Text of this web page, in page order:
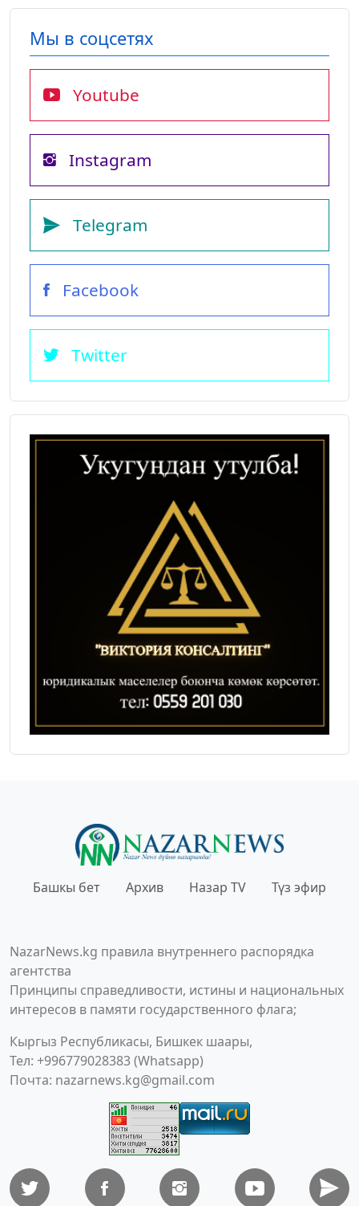
Мы в соцсетях
Youtube
Instagram
Telegram
Facebook
Twitter
Башкы бет Архив Назар TV Түз эфир
NazarNews.kg правила внутреннего распорядка
агентства
Принципы справедливости, истины и национальных
интересов в памяти государственного флага;
Кыргыз Республикасы, Бишкек шаары,
Тел: +996779028383 (Whatsapp)
Почта: nazarnews.kg@gmail.com